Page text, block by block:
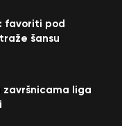
favoriti pod
šansu
završnicama liga